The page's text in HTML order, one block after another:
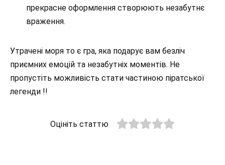
прекрасне оформлення створюють незабутнє
враження.
Утрачені моря то є гра, яка подарує вам безліч
приємних емоцій та незабутніх моментів. Не
пропустіть можливість стати частиною піратської
легенди !!
Оцініть статтю